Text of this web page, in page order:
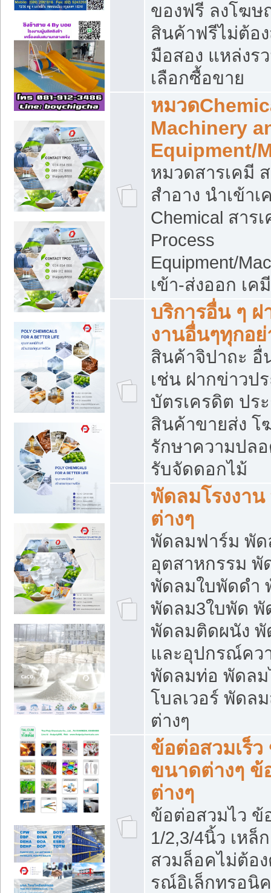
ของฟรี ลงโฆ
สินค้าฟรีไม่ต้อ
มือสอง แหล่งร
เลือกซื้อขาย
หมวด
Machinery
Equipment/
หมวดสารเคมี
สำอาง นำเข้
Chemical สาร
Process
Equipment/
เข้า-ส่งออก เ
บริการอื่น ๆ
งานอื่นๆทุกอ
สินค้าจิปาถะ อื่
เช่น ฝากข่าวป
บัตรเครดิต ปร
สินค้าขายส่ง
รักษาความปล
รับจัดดอกไม้
พัดลมโรงงา
ต่างๆ
พัดลมฟาร์ม พัด
อุตสาหกรรม
พัดลมใบพัดดำ
พัดลม3ใบพัด พั
พัดลมติดผนัง
และอุปกรณ์คว
พัดลมท่อ พัดลม
โบลเวอร์ พัดล
ต่างๆ
ข้อต่อสวมเร็
ขนาดต่างๆ ข้
ต่างๆ
ข้อต่อสวมไว ข้
1/2,3/4นิ้ว เหล็
สวมล็อคไม่ต้อ
รณ์อิเล็กทรอนิ